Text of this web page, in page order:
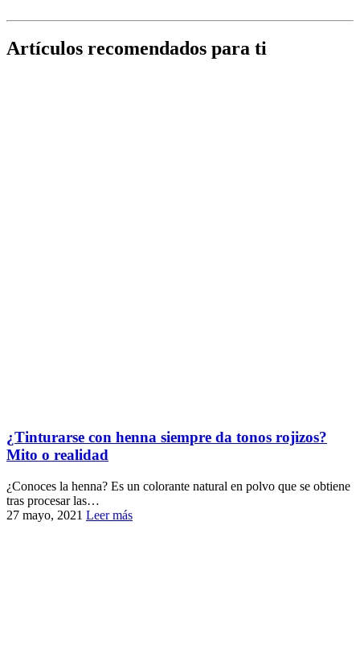
Artículos recomendados para ti
¿Tinturarse con henna siempre da tonos rojizos?
Mito o realidad
¿Conoces la henna? Es un colorante natural en polvo que se obtiene
tras procesar las…
27 mayo, 2021 Leer más